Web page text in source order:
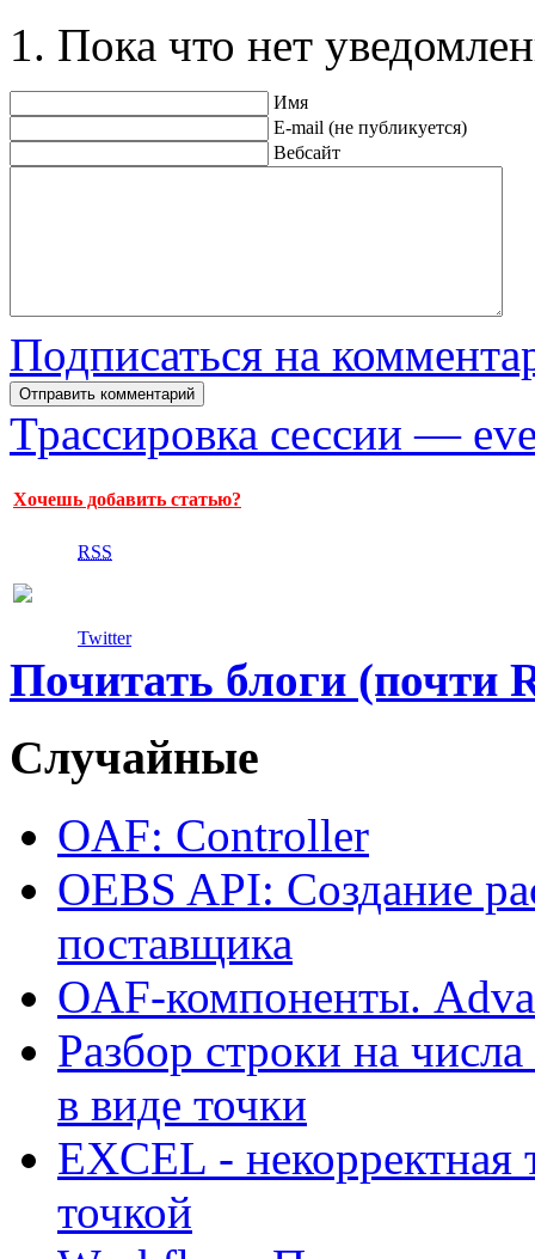
Пока что нет
Имя
E-mail (не публикуется)
Вебсайт
Подписаться на
Трассировка сессии —
Хочешь добавить статью?
RSS
Twitter
Почитать блоги (почти
Случайные
OAF: Controller
OEBS API: Создание
поставщика
OAF-компоненты.
Разбор строки на
в виде точки
EXCEL - некорректная
точкой